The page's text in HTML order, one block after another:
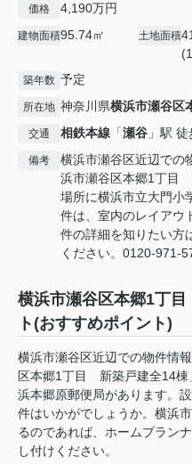
価格 4,190万円
建物面積95.74㎡ 土地面積
築年数 予定
所在地 神奈川県横浜市瀬谷区
交通 相鉄本線 「瀬谷 」駅
備考
横浜市瀬谷区近辺での
浜市瀬谷区本郷1丁目
場所に横浜市立大門小
件は、室内のレイアウ
件の詳細を知りたい方
ください。0120-971-
横浜市瀬谷区本郷1丁
ト(おすすめポイント)
横浜市瀬谷区近辺での物件情
区本郷1丁目 新築戸建全14棟
浜本郷原郵便局があります。
件はいかがでしょうか。横浜
るのであれば、ホームプラン
し付けください。